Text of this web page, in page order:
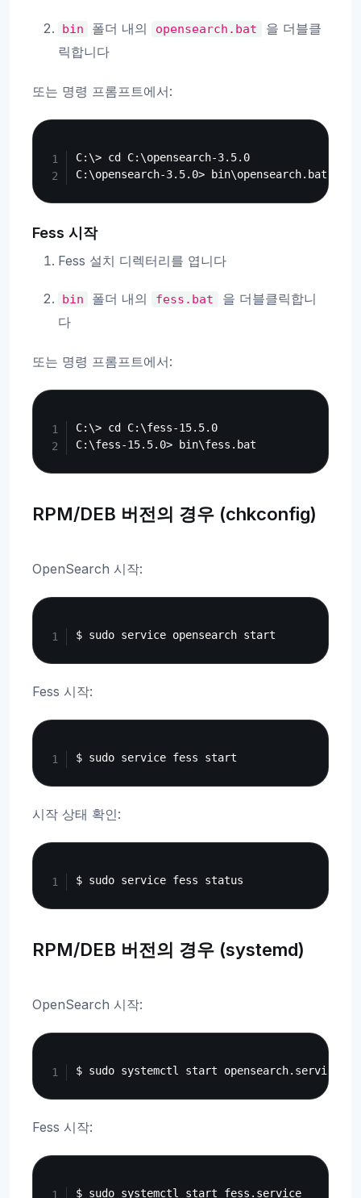
bin 폴더 내의 opensearch.bat
을 더블클
릭합니다
또는 명령 프롬프트에서:
C:\> cd C:\opensearch-3.5.0
Fess 시작
Fess 설치 디렉터리를 엽니다
bin 폴더 내의 fess.bat
을 더블클릭합니
다
또는 명령 프롬프트에서:
C:\> cd C:\fess-15.5.0
RPM/DEB 버전의 경우 (chkconfig)
OpenSearch 시작:
Fess 시작:
시작 상태 확인:
RPM/DEB 버전의 경우 (systemd)
OpenSearch 시작:
Fess 시작: